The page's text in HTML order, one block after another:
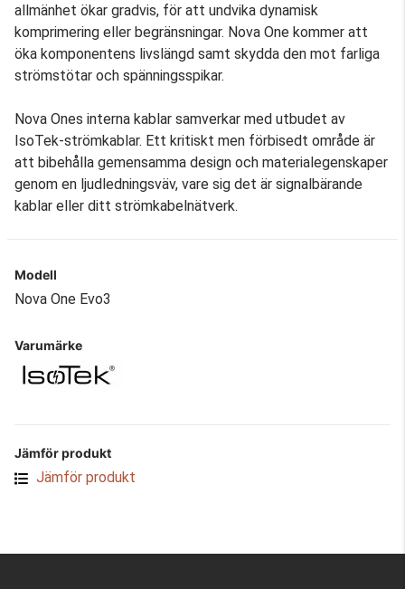
allmänhet ökar gradvis, för att undvika dynamisk
komprimering eller begränsningar. Nova One kommer att
öka komponentens livslängd samt skydda den mot farliga
strömstötar och spänningsspikar.
Nova Ones interna kablar samverkar med utbudet av
IsoTek-strömkablar. Ett kritiskt men förbisedt område är
att bibehålla gemensamma design och materialegenskaper
genom en ljudledningsväv, vare sig det är signalbärande
kablar eller ditt strömkabelnätverk.
Modell
Nova One Evo3
Varumärke
Jämför produkt
Jämför produkt